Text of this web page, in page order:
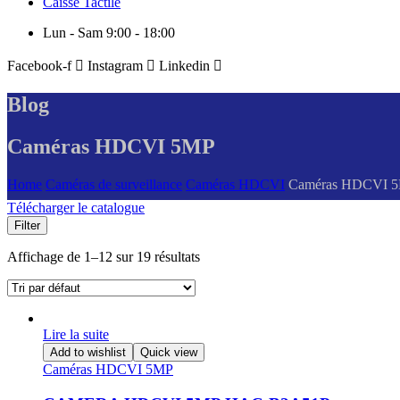
Lun - Sam 9:00 - 18:00
Facebook-f Instagram Linkedin
Blog
Caméras HDCVI 5MP
Home Caméras de surveillance Caméras HDCVI Caméras HDCVI
Télécharger le catalogue
Filter
Affichage de 1–12 sur 19 résultats
Lire la suite
Add to wishlist Quick view
Caméras HDCVI 5MP